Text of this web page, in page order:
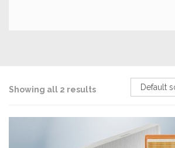
Showing all 2 results